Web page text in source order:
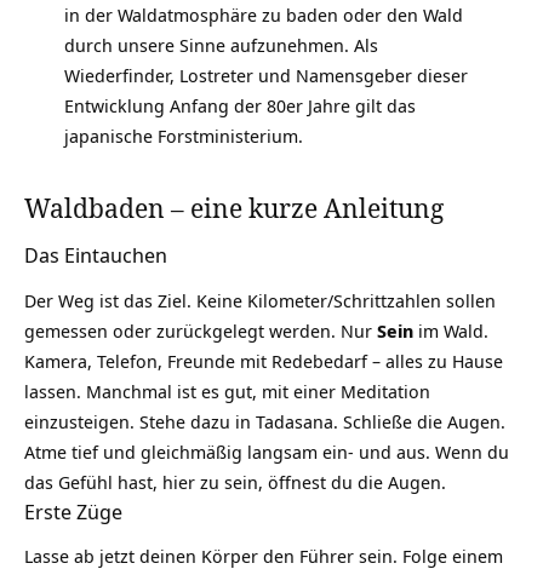
in der Waldatmosphäre zu baden oder den Wald
durch unsere Sinneaufzunehmen. Als
Wiederfinder, Lostreter und Namensgeber dieser
Entwicklung Anfang der 80er Jahre gilt das
japanische Forstministerium.
Waldbaden – eine kurze Anleitung
Das Eintauchen
Der Weg ist das Ziel. Keine Kilometer/Schrittzahlen sollen
gemessen oder zurückgelegt werden. Nur Sein im Wald.
Kamera, Telefon, Freunde mit Redebedarf – alles zu Hause
lassen. Manchmal ist es gut, mit einer Meditation
einzusteigen. Stehe dazu in Tadasana. Schließe die Augen.
Atme tief und gleichmäßig langsam ein- und aus. Wenn du
das Gefühl hast, hier zu sein, öffnest du die Augen.
Erste Züge
Lasse ab jetzt deinen Körper den Führer sein. Folge einem